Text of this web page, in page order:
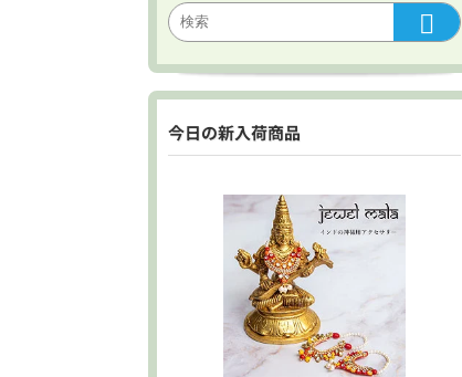
今日の新入荷商品